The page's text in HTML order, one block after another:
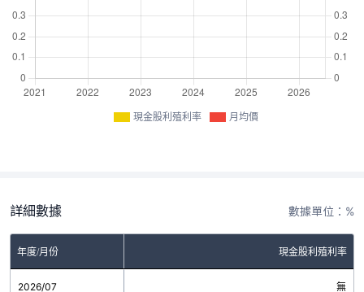
現金股利殖利率 月均價
詳細數據 數據單位：%
年度/月份 現金股利殖利率
2026/07 無